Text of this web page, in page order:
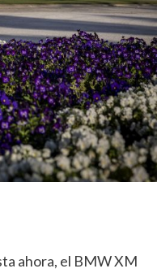
ahora, el BMW XM